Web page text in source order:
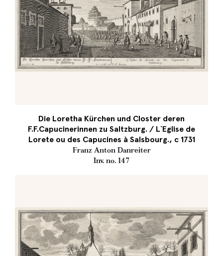
Die Loretha Kürchen und Closter deren
F.F.Capucinerinnen zu Saltzburg. / L`Eglise de
Lorete ou des Capucines à Salsbourg., c 1731
Franz Anton Danreiter
Inv. no. 147